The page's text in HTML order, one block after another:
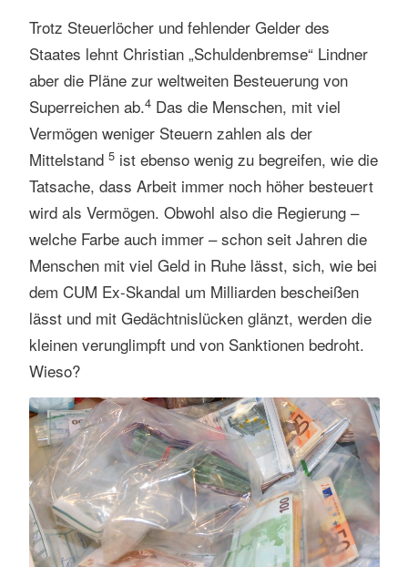
Trotz Steuerlöcher und fehlender Gelder des
Staates lehnt Christian „Schuldenbremse“ Lindner
aber die Pläne zur weltweiten Besteuerung von
Superreichen ab.4Das die Menschen, mit viel
Vermögen weniger Steuern zahlen als der
Mittelstand 5ist ebenso wenig zu begreifen, wie die
Tatsache, dass Arbeit immer noch höher besteuert
wird als Vermögen. Obwohl also die Regierung –
welche Farbe auch immer – schon seit Jahren die
Menschen mit viel Geld in Ruhe lässt, sich, wie bei
dem CUM Ex-Skandal um Milliarden bescheißen
lässt und mit Gedächtnislücken glänzt, werden die
kleinen verunglimpft und von Sanktionen bedroht.
Wieso?